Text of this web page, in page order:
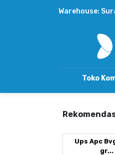
Warehouse:
Toko Komputer
Ups Apc
gr...